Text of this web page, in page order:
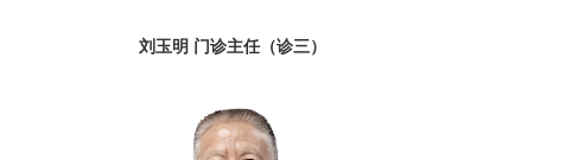
刘玉明 门诊主任（诊三）